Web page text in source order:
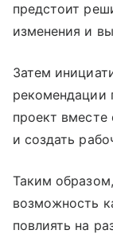
предстоит
изменения и
Затем
рекомендации
проект вместе
и создать
Таким
возможность
повлиять на